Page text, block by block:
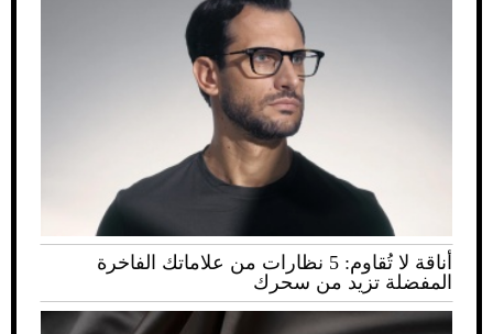
أناقة لا تُقاوم: 5 نظارات من علاماتك الفاخرة
المفضلة تزيد من سحرك